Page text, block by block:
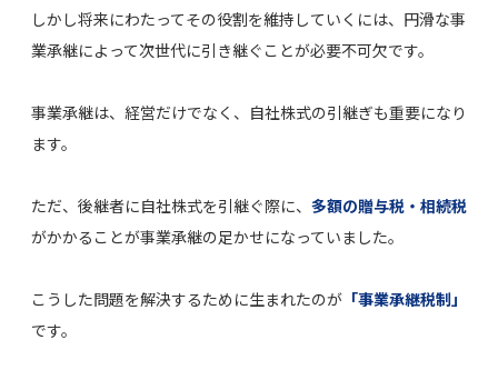
しかし将来にわたってその役割を維持していくには、円滑な事
業承継によって次世代に引き継ぐことが必要不可欠です。
事業承継は、経営だけでなく、自社株式の引継ぎも重要になり
ます。
ただ、後継者に自社株式を引継ぐ際に、 多額の贈与税・相続税
がかかることが事業承継の足かせになっていました。
こうした問題を解決するために生まれたのが 「事業承継税制」
です。